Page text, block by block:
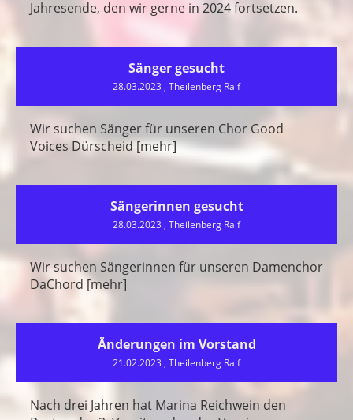
Jahresende, den wir gerne in 2024 fortsetzen.
Sänger gesucht
28.03.2023 , Theilenberg Ralf
Wir suchen Sänger für unseren Chor Good
Voices Dürscheid [mehr]
Sängerinnen gesucht
28.03.2023 , Theilenberg Ralf
Wir suchen Sängerinnen für unseren Damenchor
DaChord [mehr]
Änderungen im Vorstand
21.02.2023 , Theilenberg Ralf
Nach drei Jahren hat Marina Reichwein den